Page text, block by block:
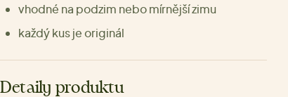
vhodné na podzim nebo mírnější zimu
každý kus je originál
Detaily produktu